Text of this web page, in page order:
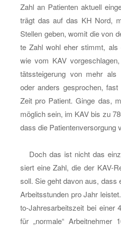
Zahl an Pa­ti­en­ten ak­tu­ell
trägt das auf das KH Nord,
Stel­len geben, womit die von
te Zahl wohl eher stimmt,
wie vom KAV
täts­stei­ge­rung von mehr als
oder an­ders ge­spro­chen,
Zeit pro Pa­ti­ent. Ginge das,
mög­lich sein, im KAV bis zu
dass die Pa­ti­en­ten­ver­sor­gung
Doch das ist nicht das
siert eine Zahl, die der KAV-
soll. Sie geht davon aus, dass
Ar­beits­stun­den pro Jahr
to-Jah­res­ar­beits­zeit bei einer
für „nor­ma­le“ Ar­beit­neh­mer